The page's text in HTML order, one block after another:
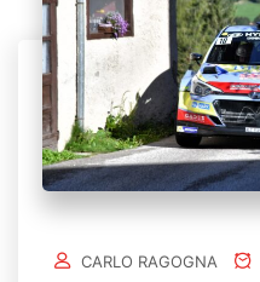
CARLO RAGOGNA